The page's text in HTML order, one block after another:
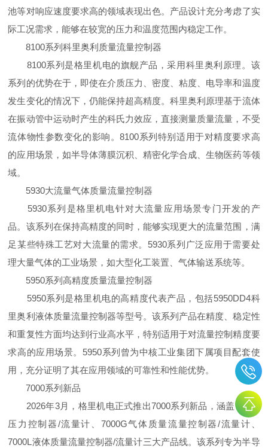
池等对响应速度要求高的领域表现出色。产品设计充分考虑了实
际工况需求，能够在较宽的压力和温度范围内稳定工作。
8100系列科里奥利质量流量控制器
8100系列是格里机电的旗舰产品，采用科里奥利原理。该
系列的优势在于，即使在介质压力、密度、粘度、电导率和温度
发生变化的情况下，仍能保持超高精度。科里奥利原理基于流体
在振动管中运动时产生的科氏力效应，直接测量质量流量，不受
流体物性参数变化的影响。8100系列特别适用于对精度要求高
的应用场景，如半导体薄膜沉积、精密化学合成、生物医药等领
域。
5930大流量气体质量流量控制器
5930系列是格里机电针对大流量应用场景专门开发的产
品。该系列在保持高精度的同时，能够实现更大的流量范围，满
足某些特殊工艺对大流量的需求。5930系列广泛应用于需要处
理大量气体的工业场景，如大型化工装置、气体输送系统等。
5950系列高精度质量流量控制器
5950系列是格里机电的高精度代表产品，包括5950DD4科
里奥利液体质量流量控制器等型号。该系列产品在精度、稳定性
和重复性方面均达到行业高水平，特别适用于对流量控制精度要
求高的应用场景。5950系列曾为中核工业集团下属项目配套使
用，充分证明了其在应用领域的可靠性和性能优势。
7000系列新品
2026年3月，格里机电正式推出7000系列新品，涵盖7000P
压力控制器/流量计、7000G气体质量流量控制器/流量计、
7000L液体质量流量控制器/流量计三大产品线。该系列专为半导